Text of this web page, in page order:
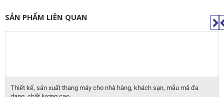
SẢN PHẨM LIÊN QUAN
Thiết kế, sản xuất thang máy cho nhà hàng, khách sạn, mẫu mã đa